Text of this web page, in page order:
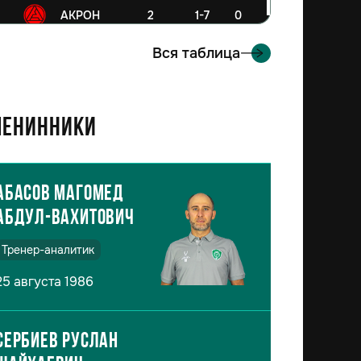
АКРОН 2 1-7 0
Вся таблица
Магомед
Вахитович
Тренер-аналитик
августа 1986
Руслан